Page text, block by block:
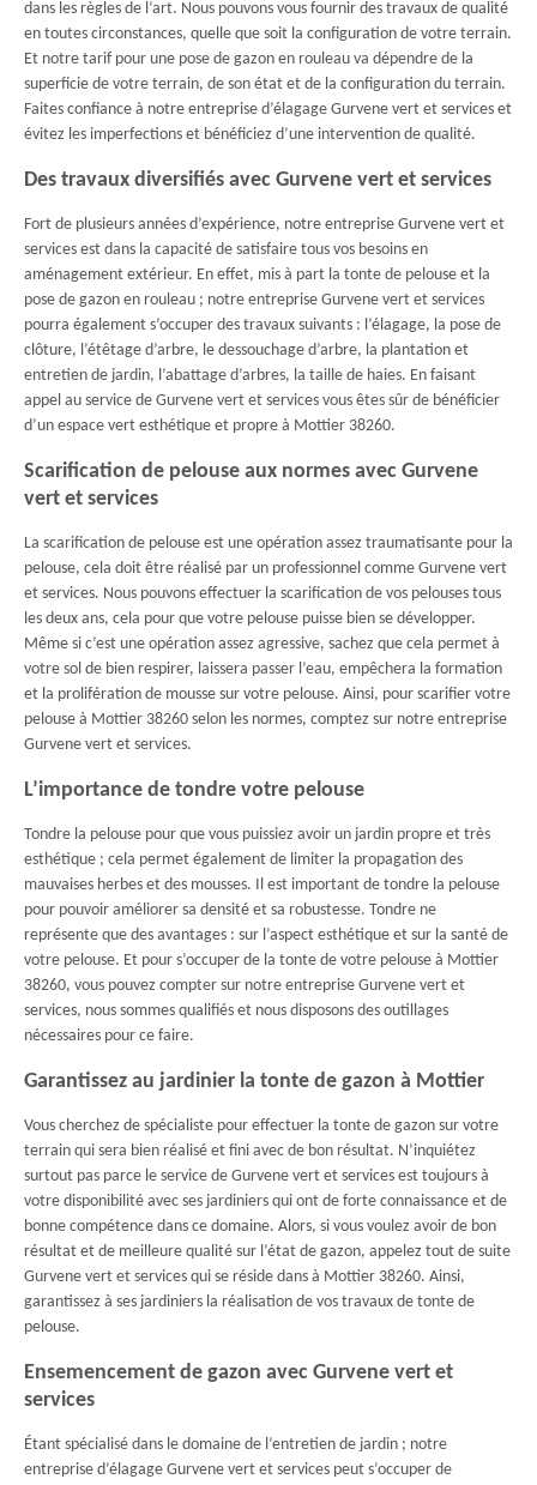
dans les règles de l’art. Nous pouvons vous fournir des travaux de qualité
en toutes circonstances, quelle que soit la configuration de votre terrain.
Et notre tarif pour une pose de gazon en rouleau va dépendre de la
superficie de votre terrain, de son état et de la configuration du terrain.
Faites confiance à notre entreprise d’élagage Gurvene vert et services et
évitez les imperfections et bénéficiez d’une intervention de qualité.
Des travaux diversifiés avec Gurvene vert et services
Fort de plusieurs années d’expérience, notre entreprise Gurvene vert et
services est dans la capacité de satisfaire tous vos besoins en
aménagement extérieur. En effet, mis à part la tonte de pelouse et la
pose de gazon en rouleau ; notre entreprise Gurvene vert et services
pourra également s’occuper des travaux suivants : l’élagage, la pose de
clôture, l’étêtage d’arbre, le dessouchage d’arbre, la plantation et
entretien de jardin, l’abattage d’arbres, la taille de haies. En faisant
appel au service de Gurvene vert et services vous êtes sûr de bénéficier
d’un espace vert esthétique et propre à Mottier 38260.
Scarification de pelouse aux normes avec Gurvene
vert et services
La scarification de pelouse est une opération assez traumatisante pour la
pelouse, cela doit être réalisé par un professionnel comme Gurvene vert
et services. Nous pouvons effectuer la scarification de vos pelouses tous
les deux ans, cela pour que votre pelouse puisse bien se développer.
Même si c’est une opération assez agressive, sachez que cela permet à
votre sol de bien respirer, laissera passer l’eau, empêchera la formation
et la prolifération de mousse sur votre pelouse. Ainsi, pour scarifier votre
pelouse à Mottier 38260 selon les normes, comptez sur notre entreprise
Gurvene vert et services.
L’importance de tondre votre pelouse
Tondre la pelouse pour que vous puissiez avoir un jardin propre et très
esthétique ; cela permet également de limiter la propagation des
mauvaises herbes et des mousses. Il est important de tondre la pelouse
pour pouvoir améliorer sa densité et sa robustesse. Tondre ne
représente que des avantages : sur l’aspect esthétique et sur la santé de
votre pelouse. Et pour s’occuper de la tonte de votre pelouse à Mottier
38260, vous pouvez compter sur notre entreprise Gurvene vert et
services, nous sommes qualifiés et nous disposons des outillages
nécessaires pour ce faire.
Garantissez au jardinier la tonte de gazon à Mottier
Vous cherchez de spécialiste pour effectuer la tonte de gazon sur votre
terrain qui sera bien réalisé et fini avec de bon résultat. N’inquiétez
surtout pas parce le service de Gurvene vert et services est toujours à
votre disponibilité avec ses jardiniers qui ont de forte connaissance et de
bonne compétence dans ce domaine. Alors, si vous voulez avoir de bon
résultat et de meilleure qualité sur l’état de gazon, appelez tout de suite
Gurvene vert et services qui se réside dans à Mottier 38260. Ainsi,
garantissez à ses jardiniers la réalisation de vos travaux de tonte de
pelouse.
Ensemencement de gazon avec Gurvene vert et
services
Étant spécialisé dans le domaine de l’entretien de jardin ; notre
entreprise d’élagage Gurvene vert et services peut s’occuper de